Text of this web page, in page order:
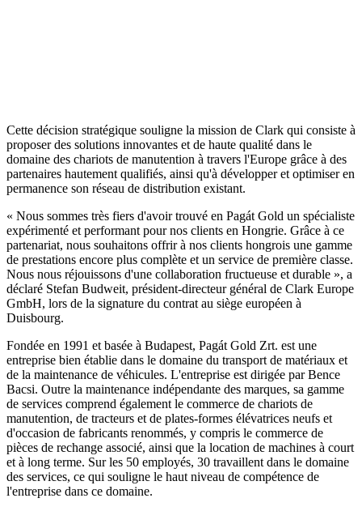
Cette décision stratégique souligne la mission de Clark qui consiste à
proposer des solutions innovantes et de haute qualité dans le
domaine des chariots de manutention à travers l'Europe grâce à des
partenaires hautement qualifiés, ainsi qu'à développer et optimiser en
permanence son réseau de distribution existant.
« Nous sommes très fiers d'avoir trouvé en Pagát Gold un spécialiste
expérimenté et performant pour nos clients en Hongrie. Grâce à ce
partenariat, nous souhaitons offrir à nos clients hongrois une gamme
de prestations encore plus complète et un service de première classe.
Nous nous réjouissons d'une collaboration fructueuse et durable », a
déclaré Stefan Budweit, président-directeur général de Clark Europe
GmbH, lors de la signature du contrat au siège européen à
Duisbourg.
Fondée en 1991 et basée à Budapest, Pagát Gold Zrt. est une
entreprise bien établie dans le domaine du transport de matériaux et
de la maintenance de véhicules. L'entreprise est dirigée par Bence
Bacsi. Outre la maintenance indépendante des marques, sa gamme
de services comprend également le commerce de chariots de
manutention, de tracteurs et de plates-formes élévatrices neufs et
d'occasion de fabricants renommés, y compris le commerce de
pièces de rechange associé, ainsi que la location de machines à court
et à long terme. Sur les 50 employés, 30 travaillent dans le domaine
des services, ce qui souligne le haut niveau de compétence de
l'entreprise dans ce domaine.